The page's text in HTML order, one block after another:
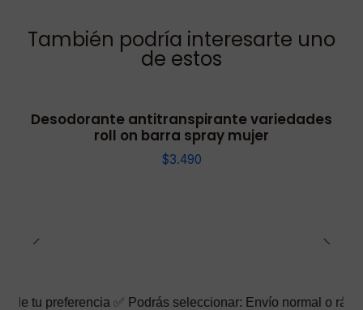
También podría interesarte uno
de estos
Desodorante antitranspirante variedades
roll on barra spray mujer
$3.490
✅ Podrás seleccionar: Envío normal o rápido ☑️